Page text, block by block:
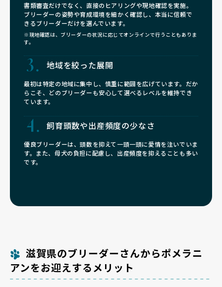
書類審査だけでなく、直接のヒアリングや現地確認を実施。
ブリーダーの姿勢や育成環境を細かく確認し、本当に信頼で
きるブリーダーだけを選んでいます。
※現地確認は、ブリーダーの状況に応じてオンラインで行うこともありま
す。
地域を絞った展開
最初は特定の地域に集中し、慎重に範囲を広げています。だか
らこそ、どのブリーダーも安心して選べるレベルを維持でき
ています。
飼育頭数や出産頻度の少なさ
優良ブリーダーは、頭数を抑えて一頭一頭に愛情を注いでいま
す。また、母犬の負担に配慮し、出産頻度を抑えることも多い
です。
滋賀県のブリーダーさんからポメラニ
アンをお迎えするメリット